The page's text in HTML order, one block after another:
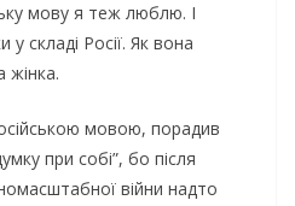
мову я теж люблю. І
у складі Росії. Як вона
жінка.
мовою, порадив
при собі”, бо після
війни надто